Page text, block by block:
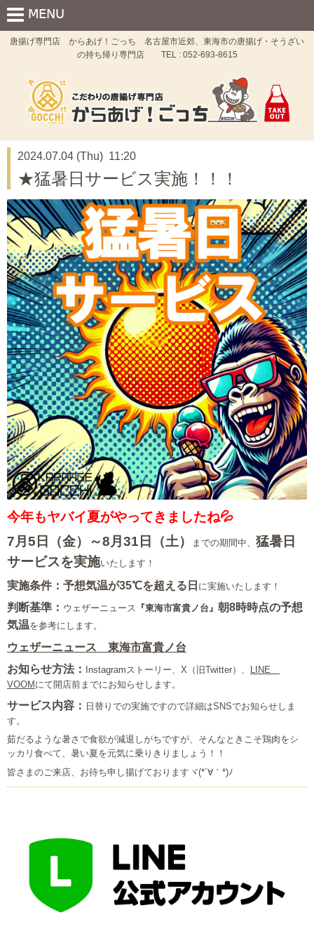
唐揚げ専門店 からあげ！ごっち 名古屋市近郊、東海市の唐揚げ・そうざい
の持ち帰り専門店 TEL : 052-693-8615
2024.07.04 (Thu) 11:20
★猛暑日サービス実施！！！
今年もヤバイ夏がやってきましたね💦
7月5日（金）～8月31日（土）
までの期間中、 猛暑日
サービスを実施いたします！
実施条件：予想気温が35℃を超える日 に実施いたします！
判断基準： ウェザーニュース 『東海市富貴ノ台』 朝8時時点の予想
気温を参考にします。
ウェザーニュース 東海市富貴ノ台
お知らせ方法：
Instagramストーリー、X（旧Twitter）、
LINE
VOOM にて開店前までにお知らせします。
サービス内容： 日替りでの実施ですので詳細はSNSでお知らせしま
す。
茹だるような暑さで食欲が減退しがちですが、そんなときこそ鶏肉をシ
ッカリ食べて、暑い夏を元気に乗りきりましょう！！
皆さまのご来店、お待ち申し揚げておりますヾ(*´∀｀*)ﾉ